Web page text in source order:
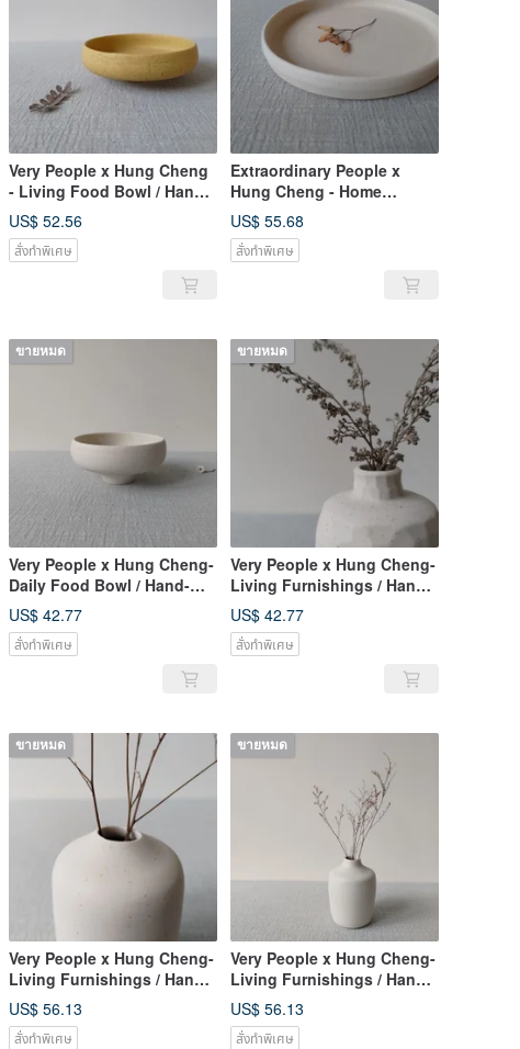
Very People x Hung Cheng
- Living Food Bowl / Hand
Pulled Broken Porcelain
Bowl
US$ 52.56
สั่งทำพิเศษ
Extraordinary People x
Hung Cheng - Home
Furnishings / Hand Pulled
Broken Porcelain Plate
US$ 55.68
สั่งทำพิเศษ
ขายหมด
Very People x Hung Cheng-
Daily Food Bowl / Hand-
drawn Broken Porcelain
Bowl
US$ 42.77
สั่งทำพิเศษ
ขายหมด
Very People x Hung Cheng-
Living Furnishings / Hand-
drawn Broken Porcelain
Bottle
US$ 42.77
สั่งทำพิเศษ
ขายหมด
Very People x Hung Cheng-
Living Furnishings / Hand-
drawn Broken Porcelain
Bottle
US$ 56.13
สั่งทำพิเศษ
ขายหมด
Very People x Hung Cheng-
Living Furnishings / Hand-
drawn Broken Porcelain
Bottle
US$ 56.13
สั่งทำพิเศษ